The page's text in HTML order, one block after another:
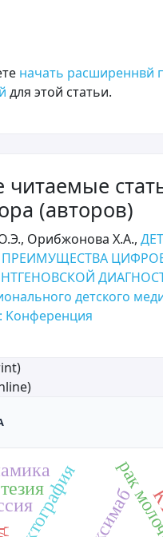
начать расширеннвй
для этой статьи.
читаемые
(авторов)
Орибжонова Х.А.,
ПРЕИМУЩЕСТВА
детского
Kонференция
трактография